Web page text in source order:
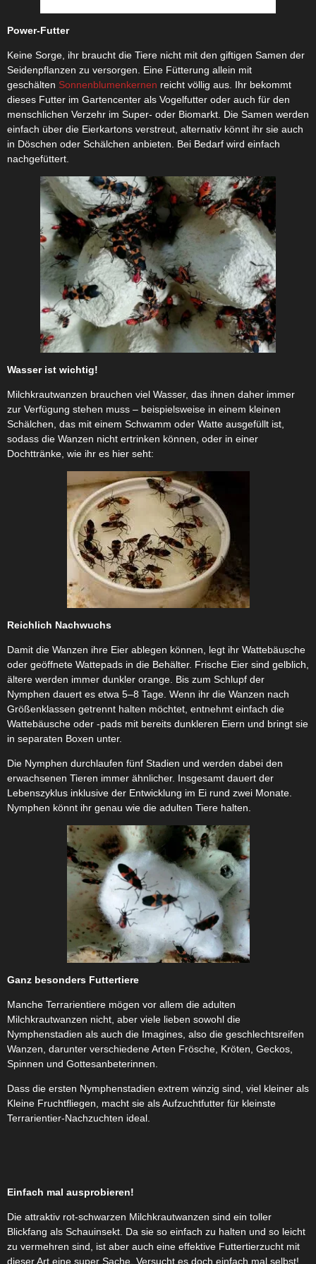
Power-Futter
Keine Sorge, ihr braucht die Tiere nicht mit den giftigen Samen der
Seidenpflanzen zu versorgen. Eine Fütterung allein mit
geschälten Sonnenblumenkernen reicht völlig aus. Ihr bekommt
dieses Futter im Gartencenter als Vogelfutter oder auch für den
menschlichen Verzehr im Super- oder Biomarkt. Die Samen werden
einfach über die Eierkartons verstreut, alternativ könnt ihr sie auch
in Döschen oder Schälchen anbieten. Bei Bedarf wird einfach
nachgefüttert.
Wasser ist wichtig!
Milchkrautwanzen brauchen viel Wasser, das ihnen daher immer
zur Verfügung stehen muss – beispielsweise in einem kleinen
Schälchen, das mit einem Schwamm oder Watte ausgefüllt ist,
sodass die Wanzen nicht ertrinken können, oder in einer
Dochttränke, wie ihr es hier seht:
Reichlich Nachwuchs
Damit die Wanzen ihre Eier ablegen können, legt ihr Wattebäusche
oder geöffnete Wattepads in die Behälter. Frische Eier sind gelblich,
ältere werden immer dunkler orange. Bis zum Schlupf der
Nymphen dauert es etwa 5–8 Tage. Wenn ihr die Wanzen nach
Größenklassen getrennt halten möchtet, entnehmt einfach die
Wattebäusche oder -pads mit bereits dunkleren Eiern und bringt sie
in separaten Boxen unter.
Die Nymphen durchlaufen fünf Stadien und werden dabei den
erwachsenen Tieren immer ähnlicher. Insgesamt dauert der
Lebenszyklus inklusive der Entwicklung im Ei rund zwei Monate.
Nymphen könnt ihr genau wie die adulten Tiere halten.
Ganz besonders Futtertiere
Manche Terrarientiere mögen vor allem die adulten
Milchkrautwanzen nicht, aber viele lieben sowohl die
Nymphenstadien als auch die Imagines, also die geschlechtsreifen
Wanzen, darunter verschiedene Arten Frösche, Kröten, Geckos,
Spinnen und Gottesanbeterinnen.
Dass die ersten Nymphenstadien extrem winzig sind, viel kleiner als
Kleine Fruchtfliegen, macht sie als Aufzuchtfutter für kleinste
Terrarientier-Nachzuchten ideal.
Einfach mal ausprobieren!
Die attraktiv rot-schwarzen Milchkrautwanzen sind ein toller
Blickfang als Schauinsekt. Da sie so einfach zu halten und so leicht
zu vermehren sind, ist aber auch eine effektive Futtertierzucht mit
dieser Art eine super Sache. Versucht es doch einfach mal selbst!